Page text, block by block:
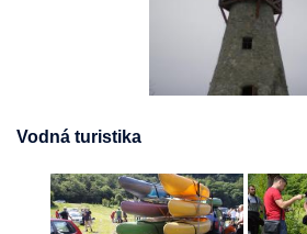
Vodná turistika